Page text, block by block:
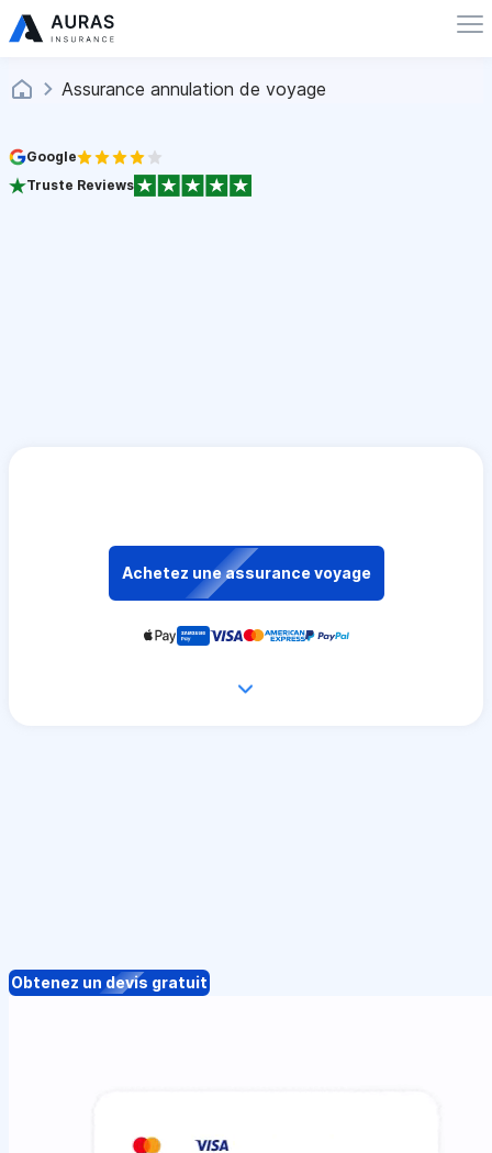
Assurance annulation de voyage
Google
Truste Reviews
Achetez une assurance voyage
Obtenez un devis gratuit